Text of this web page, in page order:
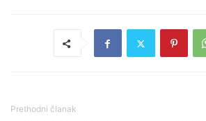
Prethodni članak